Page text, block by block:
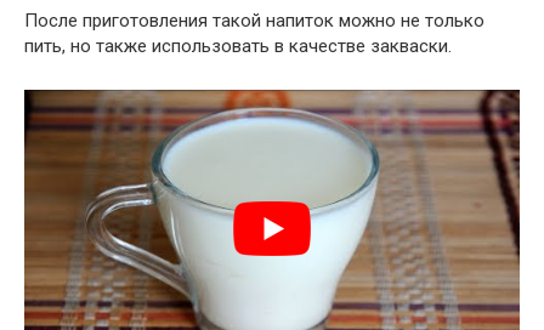
После приготовления такой напиток можно не только
пить, но также использовать в качестве закваски.